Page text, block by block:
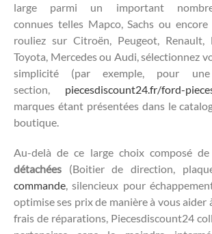
large parmi un important
connues telles Mapco, Sachs ou
rouliez sur Citroën, Peugeot, Renault,
Toyota, Mercedes ou Audi, sélectionnez
simplicité (par exemple, pour
section, piecesdiscount24.fr/ford-
marques étant présentées dans le
boutique.
Au-delà de ce large choix composé
détachées (Boitier de direction,
commande, silencieux pour
optimise ses prix de manière à vous aider
frais de réparations, Piecesdiscount24